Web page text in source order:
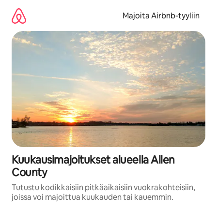
sisältö
väliin
Majoita Airbnb-tyyliin
Kuukausimajoitukset alueella Allen
County
Tutustu kodikkaisiin pitkäaikaisiin vuokrakohteisiin,
joissa voi majoittua kuukauden tai kauemmin.